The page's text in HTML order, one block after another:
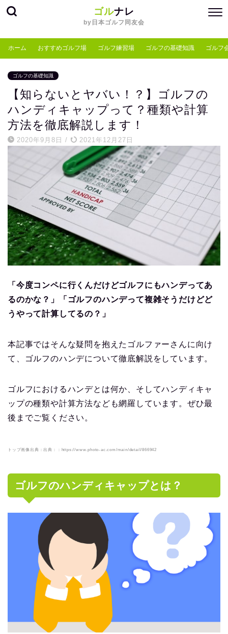
ゴルナレ
by日本ゴルフ同友会
ホーム おすすめゴルフ場 ゴルフ練習場 ゴルフの基礎知識 ゴルフ
ゴルフの基礎知識
【知らないとヤバい！？】ゴルフの
ハンディキャップって？種類や計算
方法を徹底解説します！
2020年9月8日 / 2021年12月27日
「今度コンペに行くんだけどゴルフにもハンデってあ
るのかな？」「ゴルフのハンデって複雑そうだけどど
うやって計算してるの？」
本記事ではそんな疑問を抱えたゴルファーさんに向け
て、ゴルフのハンデについて徹底解説をしています。
ゴルフにおけるハンデとは何か、そしてハンディキャ
ップの種類や計算方法なども網羅しています。ぜひ最
後までご覧ください。
トップ画像出典：出典：：https://www.photo-ac.com/main/detail/866942
ゴルフのハンディキャップとは？